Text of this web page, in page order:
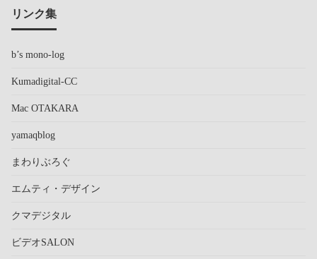
リンク集
b’s mono-log
Kumadigital-CC
Mac OTAKARA
yamaqblog
まわりぶろぐ
エムティ・デザイン
クマデジタル
ビデオSALON